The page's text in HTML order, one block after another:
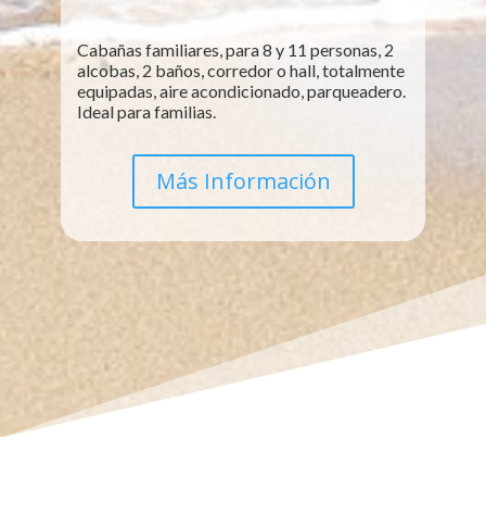
Cabañas familiares, para 8 y 11 personas, 2
alcobas, 2 baños, corredor o hall, totalmente
equipadas, aire acondicionado, parqueadero.
Ideal para familias.
Más Información